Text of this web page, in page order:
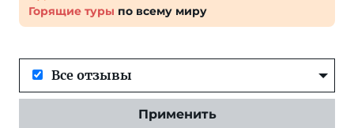
Горящие туры по всему миру
Все отзывы
Применить